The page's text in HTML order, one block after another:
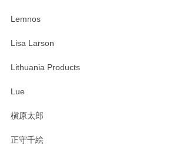
たm(_)m
います。無事に届いたようで安心
Lemnos
Lisa Larson
Lithuania Products
Lue
槇原太郎
正守千絵